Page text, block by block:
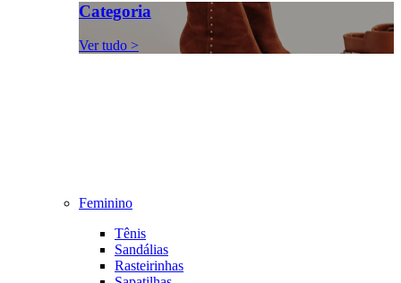
Categoria
Ver tudo >
Feminino
Tênis
Sandálias
Rasteirinhas